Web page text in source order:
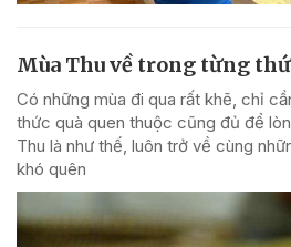
Mùa Thu về trong từng
Có những mùa đi qua rất khẽ, chỉ
thức quà quen thuộc cũng đủ để
Thu là như thế, luôn trở về cùng
khó quên